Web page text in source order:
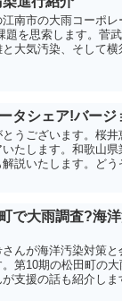
南市の大雨コーポ
題を思索します。菅
大気汚染、そして
タシェア!バージ
うございます。桜
たします。和歌山
説いたします。どう
で大雨調査?海
んが海洋汚染対策
第10期の松田町の
支援の話も紹介しま